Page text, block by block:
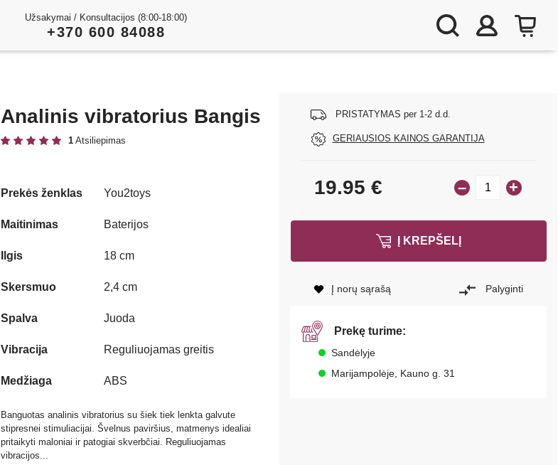
Užsakymai / Konsultacijos (8:00-18:00)
+370 600 84088
Analinis vibratorius Bangis
1 Atsiliepimas
PRISTATYMAS per 1-2 d.d.
GERIAUSIOS KAINOS GARANTIJA
Prekės ženklas You2toys
Maitinimas Baterijos
Ilgis 18 cm
Skersmuo 2,4 cm
Spalva Juoda
Vibracija Reguliuojamas greitis
Medžiaga ABS
Banguotas analinis vibratorius su šiek tiek lenkta galvute
stipresnei stimuliacijai. Švelnus paviršius, matmenys idealiai
pritaikyti maloniai ir patogiai skverbčiai. Reguliuojamas
vibracijos...
19.95 € – +
Į KREPŠELĮ
Į norų sąrašą Palyginti
Prekę turime:
Sandėlyje
Marijampolėje, Kauno g. 31